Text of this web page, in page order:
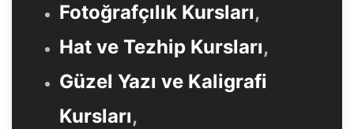
Fotoğrafçılık Kursları,
Hat ve Tezhip Kursları,
Güzel Yazı ve Kaligrafi
Kursları,